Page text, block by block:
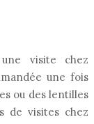
visite chez
une fois
ou des lentilles
de visites chez